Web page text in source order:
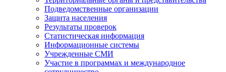
Подведомственные организации
Защита населения
Результаты проверок
Статистическая информация
Информационные системы
Учрежденные СМИ
Участие в программах и международное